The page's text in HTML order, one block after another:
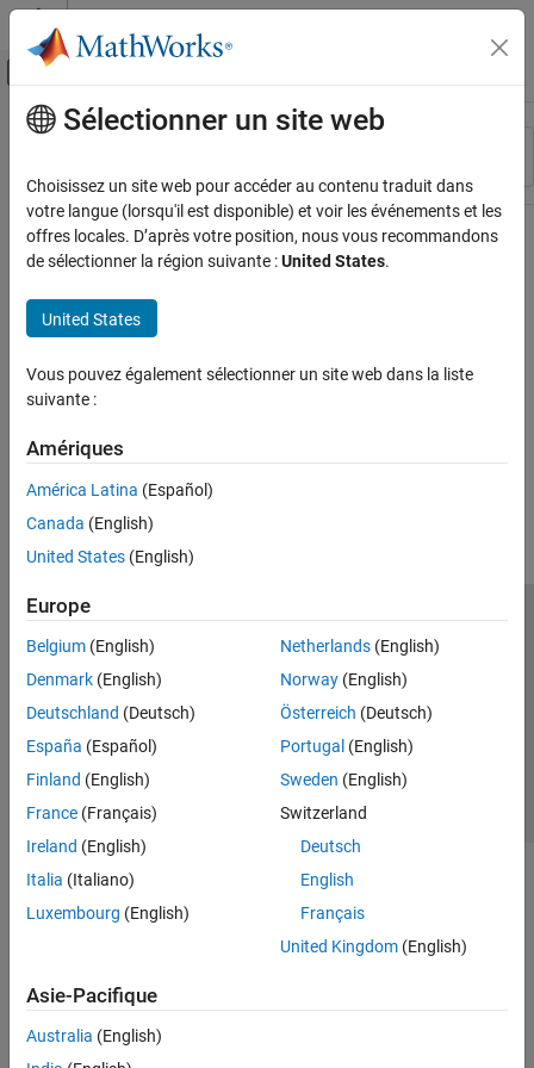
Passer au contenu
Activer/désactiver l'affichage du menu
Ressource
Contenu principal
Sélectionner un site web
Choisissez un site web pour accéder au contenu traduit dans
votre langue (lorsqu'il est disponible) et voir les événements et les
offres locales. D’après votre position, nous vous recommandons
de sélectionner la région suivante :United States.
United States
Vous pouvez également sélectionner un site web dans la liste
suivante :
Amériques
América Latina (Español)
Canada (English)
United States (English)
Europe
Belgium (English)
Denmark (English)
Deutschland (Deutsch)
España (Español)
Finland (English)
France (Français)
Ireland (English)
Italia (Italiano)
Luxembourg (English)
Netherlands(English)
Norway(English)
Österreich (Deutsch)
Portugal (English)
Sweden (English)
Switzerland
Deutsch
English
Français
United Kingdom(English)
Asie-Pacifique
Australia (English)
Lutte anti-piratage
Contacts locaux
© 1994-2026 The MathWorks, Inc.